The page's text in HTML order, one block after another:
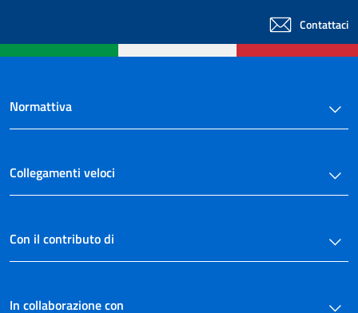
Contattaci
Normattiva
Collegamenti veloci
Con il contributo di
In collaborazione con